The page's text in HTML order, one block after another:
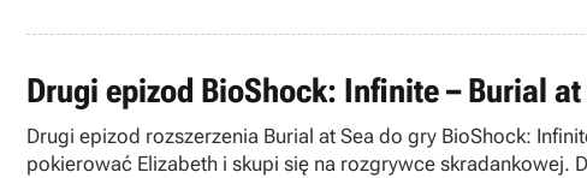
Drugi epizod BioShock: Infinite – Burial
Drugi epizod rozszerzenia Burial at Sea do gry BioShock:
pokierować Elizabeth i skupi się na rozgrywce skradankowej.